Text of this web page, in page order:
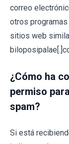
correo
otros
sitios web
¿Cómo ha
permiso
spam?
Si está